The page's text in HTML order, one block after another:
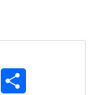
E